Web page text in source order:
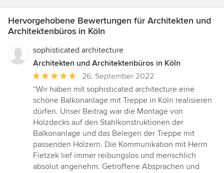
Hervorgehobene Bewertungen für Architekten und
Architektenbüros in Köln
sophisticated architecture
Architekten und Architektenbüros in Köln
Durchschnittliche
Bewertung:
5
von
5
Sternen
26. September 2022
“Wir haben mit sophisticated architecture eine
schöne Balkonanlage mit Treppe in Köln realisieren
dürfen. Unser Beitrag war die Montage von
Holzdecks auf den Stahlkonstruktionen der
Balkonanlage und das Belegen der Treppe mit
passenden Hölzern. Die Kommunikation mit Herrn
Fietzek lief immer reibungslos und menschlich
absolut angenehm. Getroffene Absprachen und